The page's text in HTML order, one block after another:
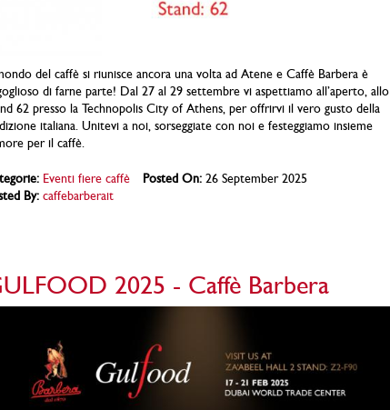
del caffè si riunisce ancora una volta ad Atene e Caffè Barbera è
di farne parte! Dal 27 al 29 settembre vi aspettiamo all’aperto, allo
62 presso la Technopolis City of Athens, per offrirvi il vero gusto della
italiana. Unitevi a noi, sorseggiate con noi e festeggiamo insieme
per il caffè.
Eventi fiere caffè Posted On:26 September 2025
By: caffebarberait
2025 - Caffè Barbera